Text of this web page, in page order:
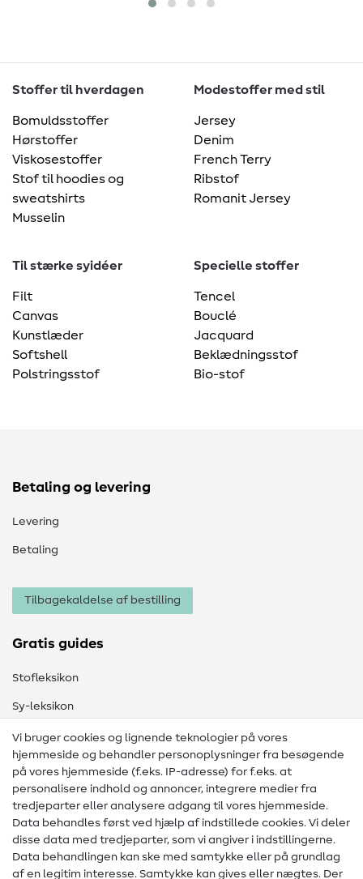
Stoffer til hverdagen
Bomuldsstoffer
Hørstoffer
Viskosestoffer
Stof til hoodies og
sweatshirts
Musselin
Modestoffer med stil
Jersey
Denim
French Terry
Ribstof
Romanit Jersey
Til stærke syidéer
Filt
Canvas
Kunstlæder
Softshell
Polstringsstof
Specielle stoffer
Tencel
Bouclé
Jacquard
Beklædningsstof
Bio-stof
Betaling og levering
Levering
Betaling
Tilbagekaldelse af bestilling
Gratis guides
Stofleksikon
Sy-leksikon
Syvejledninger
Hjælp & kontakt
Kontakt
Information om ændring af operatør
FAQ
Vi bruger cookies og lignende teknologier på vores
hjemmeside og behandler personoplysninger fra besøgende
på vores hjemmeside (f.eks. IP-adresse) for f.eks. at
personalisere indhold og annoncer, integrere medier fra
tredjeparter eller analysere adgang til vores hjemmeside.
Data behandles først ved hjælp af indstillede cookies. Vi deler
disse data med tredjeparter, som vi angiver i indstillingerne.
Data behandlingen kan ske med samtykke eller på grundlag
af en legitim interesse. Samtykke kan gives eller nægtes. Der